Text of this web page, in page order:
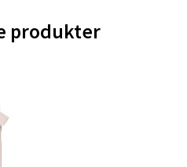
produkter
Shopping